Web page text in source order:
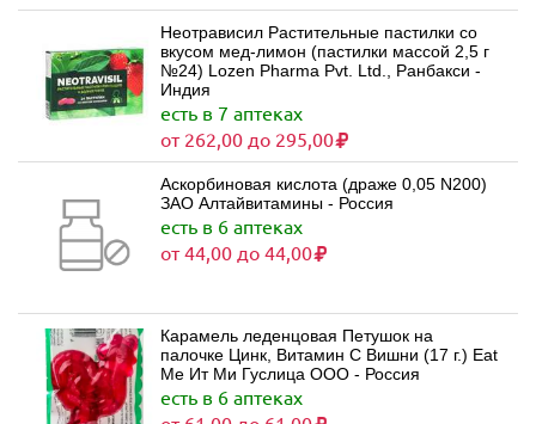
Неотрависил Растительные пастилки со
вкусом мед-лимон (пастилки массой 2,5 г
№24) Lozen Pharma Pvt. Ltd., Ранбакси -
Индия
есть в 7 аптеках
от 262,00 до 295,00
Аскорбиновая кислота (драже 0,05 N200)
ЗАО Алтайвитамины - Россия
есть в 6 аптеках
от 44,00 до 44,00
Карамель леденцовая Петушок на
палочке Цинк, Витамин С Вишни (17 г.) Eat
Me Ит Ми Гуслица ООО - Россия
есть в 6 аптеках